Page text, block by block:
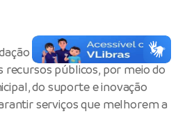
com justiça fiscal e a
recursos públicos, por meio do
do suporte e inovação
serviços que melhorem a